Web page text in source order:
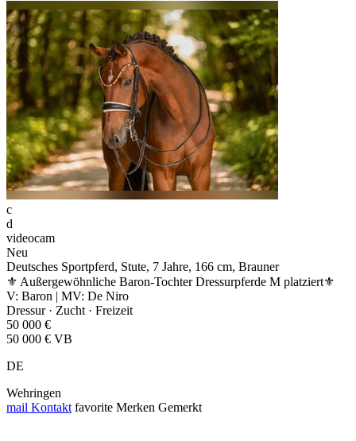
c
d
videocam
Neu
Deutsches Sportpferd, Stute, 7 Jahre, 166 cm, Brauner
⚜️ Außergewöhnliche Baron-Tochter Dressurpferde M platziert⚜️
V: Baron | MV: De Niro
Dressur · Zucht · Freizeit
50 000 €
50 000 € VB
DE
Wehringen
mail Kontakt favorite Merken Gemerkt